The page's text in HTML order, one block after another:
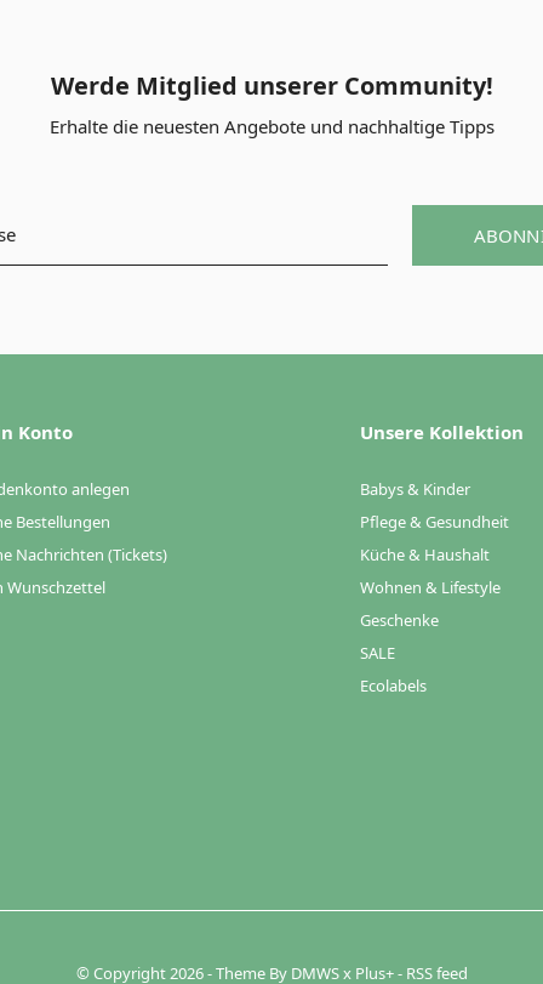
Werde Mitglied unserer Community!
Erhalte die neuesten Angebote und nachhaltige Tipps
Konto
anlegen
Bestellungen
Nachrichten (Tickets)
Wunschzettel
Unsere Kollektion
Babys & Kinder
Pflege & Gesundheit
Küche & Haushalt
Wohnen & Lifestyle
Geschenke
SALE
Ecolabels
© Copyright2026- Theme By DMWSx Plus+- RSS feed